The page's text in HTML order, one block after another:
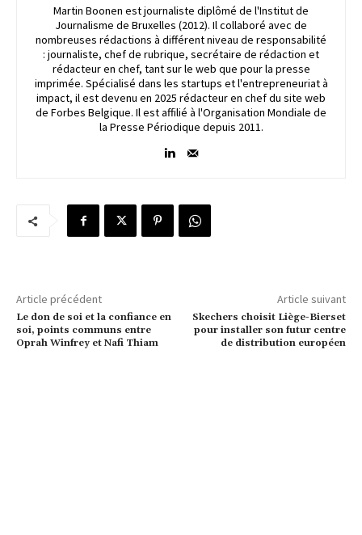
Martin Boonen est journaliste diplômé de l'Institut de
Journalisme de Bruxelles (2012). Il collaboré avec de
nombreuses rédactions à différent niveau de responsabilité
: journaliste, chef de rubrique, secrétaire de rédaction et
rédacteur en chef, tant sur le web que pour la presse
imprimée. Spécialisé dans les startups et l'entrepreneuriat à
impact, il est devenu en 2025 rédacteur en chef du site web
de Forbes Belgique. Il est affilié à l'Organisation Mondiale de
la Presse Périodique depuis 2011.
Article précédent
Le don de soi et la confiance en
soi, points communs entre
Oprah Winfrey et Nafi Thiam
Article suivant
Skechers choisit Liège-Bierset
pour installer son futur centre
de distribution européen